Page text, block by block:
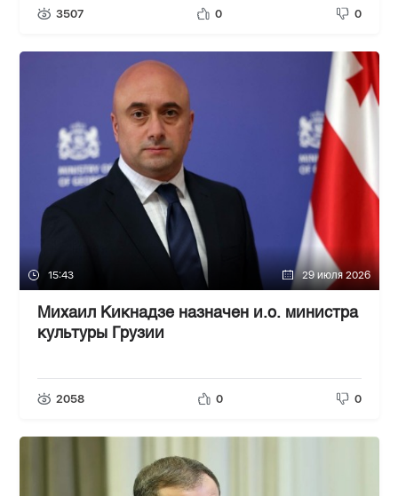
3507 0 0
15:43 29 июля 2026
Михаил Кикнадзе назначен и.о. министра
культуры Грузии
2058 0 0